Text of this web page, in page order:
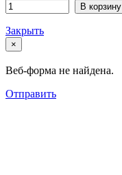
В корзину
Закрыть
×
Веб-форма не найдена.
Отправить